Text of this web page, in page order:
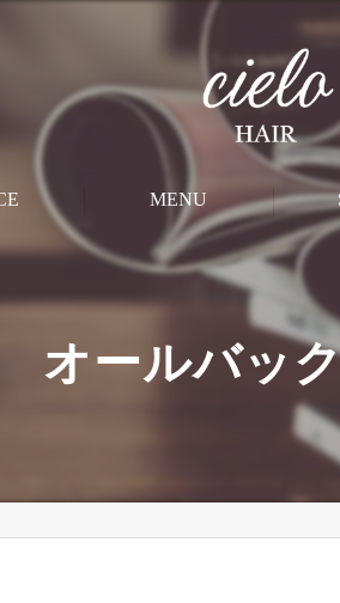
MENU
PERM
オールバッ